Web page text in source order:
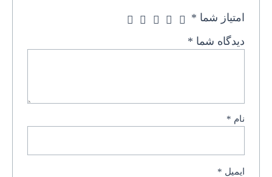
امتیاز شما *
دیدگاه شما *
نام *
ایمیل *